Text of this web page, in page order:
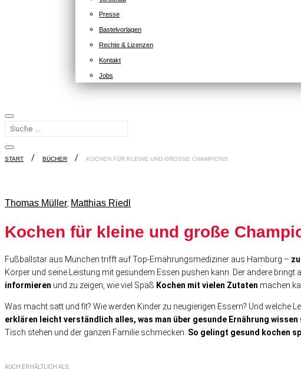
Presse
Bastelvorlagen
Rechte & Lizenzen
Kontakt
Jobs
START BÜCHER KOCHEN FÜR KLEINE UND GROSSE CHAMPIONS
Thomas Müller Matthias Riedl
Kochen für kleine und große
Fußballstar aus München trifft auf Top-Ernährungsmediziner aus Hamburg –
Körper und seine Leistung mit gesundem Essen pushen kann. Der andere
informieren und zu zeigen, wie viel Spaß Kochen mit vielen Zutaten machen
Was macht satt und fit? Wie werden Kinder zu neugierigen Essern? Und welche
erklären leicht verständlich alles, was man über gesunde Ernährung
Tisch stehen und der ganzen Familie schmecken. So gelingt gesund kochen
AUCH ERHÄLTLICH ALS: